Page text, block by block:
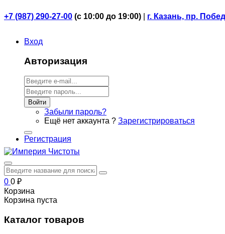
+7 (987) 290-27-00 (с 10:00 до 19:00) г. Казань, пр.
Вход
Авторизация
Войти
Забыли пароль?
Ещё нет аккаунта ? Зарегистрироваться
Регистрация
0 0 ₽
Корзина
Корзина пуста
Каталог товаров